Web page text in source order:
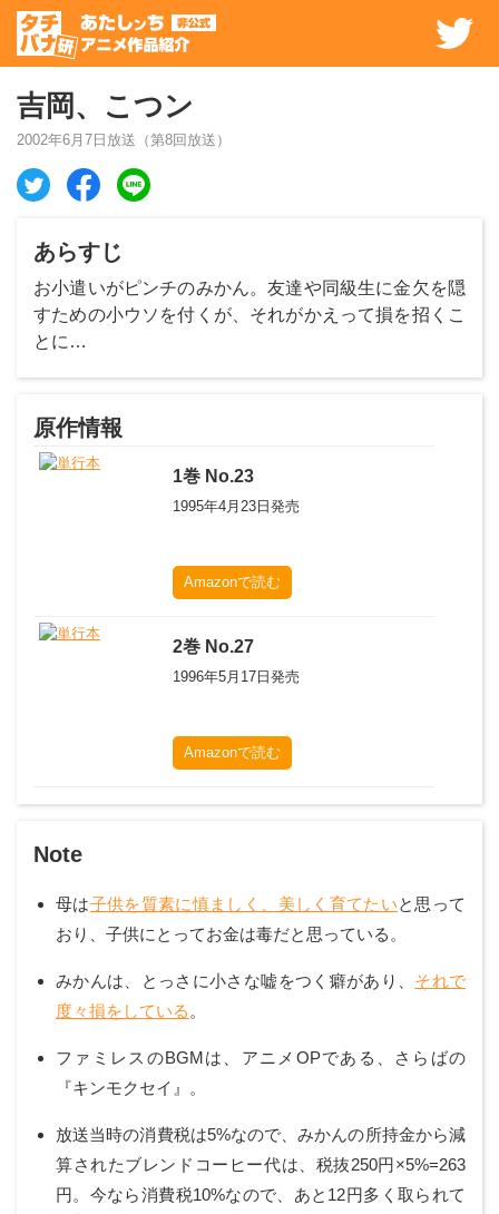
吉岡、こつン
2002年6月7日 放送（第8回放送）
あらすじ
お小遣いがピンチのみかん。友達や同級生に金欠を隠
すための小ウソを付くが、それがかえって損を招くこ
とに…
原作情報
1巻 No.23
1995年4月23日 発売
Amazonで読む
2巻 No.27
1996年5月17日 発売
Amazonで読む
Note
母は子供を質素に慎ましく、美しく育てたいと思って
おり、子供にとってお金は毒だと思っている。
みかんは、とっさに小さな嘘をつく癖があり、 それで
度々損をしている 。
ファミレスのBGMは、アニメOPである、さらばの
『キンモクセイ』。
放送当時の消費税は5%なので、みかんの所持金から減
算されたブレンドコーヒー代は、税抜250円×5%=263
円。今なら消費税10%なので、あと12円多く取られて